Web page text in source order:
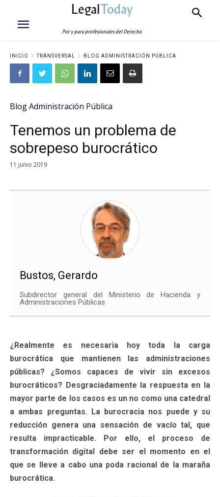
LegalToday
Por y para profesionales del Derecho
INICIO TRANSVERSAL BLOG ADMINISTRACIÓN PÚBLICA
Blog Administración Pública
Tenemos un problema de
sobrepeso burocrático
11 junio 2019
Bustos, Gerardo
Subdirector general del Ministerio de Hacienda y
Administraciones Públicas
¿Realmente es necesaria hoy toda la carga
burocrática que mantienen las administraciones
públicas? ¿Somos capaces de vivir sin excesos
burocráticos? Desgraciadamente la respuesta en la
mayor parte de los casos es un no como una catedral
a ambas preguntas. La burocracia nos puede y su
reducción genera una sensación de vacío tal, que
resulta impracticable. Por ello, el proceso de
transformación digital debe ser el momento en el
que se lleve a cabo una poda racional de la maraña
burocrática.